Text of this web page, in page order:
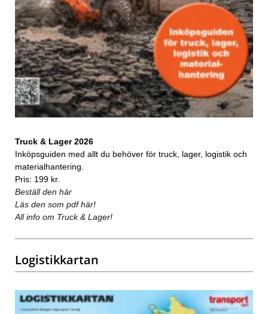
Truck & Lager 2026
Inköpsguiden med allt du behöver för truck, lager, logistik och
materialhantering.
Pris: 199 kr.
Beställ den här
Läs den som pdf här!
All info om Truck & Lager!
Logistikkartan